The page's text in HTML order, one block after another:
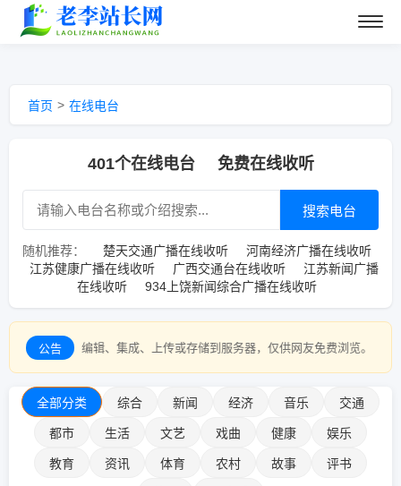
首页 > 在线电台
401个在线电台 免费在线收听
搜索电台
随机推荐： 楚天交通广播在线收听
河南经济广播在线收听
江苏健康广播在线收听
广西交通台在线收听
江苏新闻广播
在线收听
934上饶新闻综合广播在线收听
公告
、集成、上传或存储到服务器，仅供网友免费浏览。
全部分类 综合 新闻 经济 音乐 交通
都市 生活 文艺 戏曲 健康 娱乐
教育 资讯 体育 农村 故事 评书